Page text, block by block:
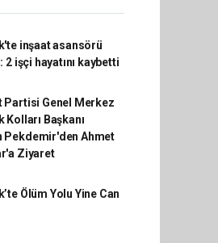
inşaat asansörü
2 işçi hayatını kaybetti
Partisi Genel Merkez
Kolları Başkanı
Pekdemir'den Ahmet
Ziyaret
Ölüm Yolu Yine Can